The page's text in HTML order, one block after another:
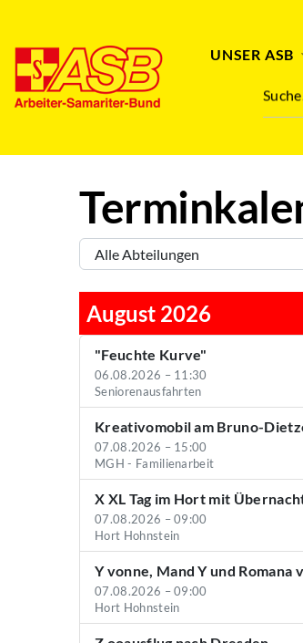
UNSER ASB
August 2026
"Feuchte Kurve"
06.08.2026 – 11:30
Seniorenausfahrten
Kreativomobil am Bruno-
07.08.2026 – 15:00
MGH - Familienarbeit
X XL Tag im Hort mit
07.08.2026 – 09:00
Hort Hohnstein
Y vonne, Mand Y und
07.08.2026 – 09:00
Hort Hohnstein